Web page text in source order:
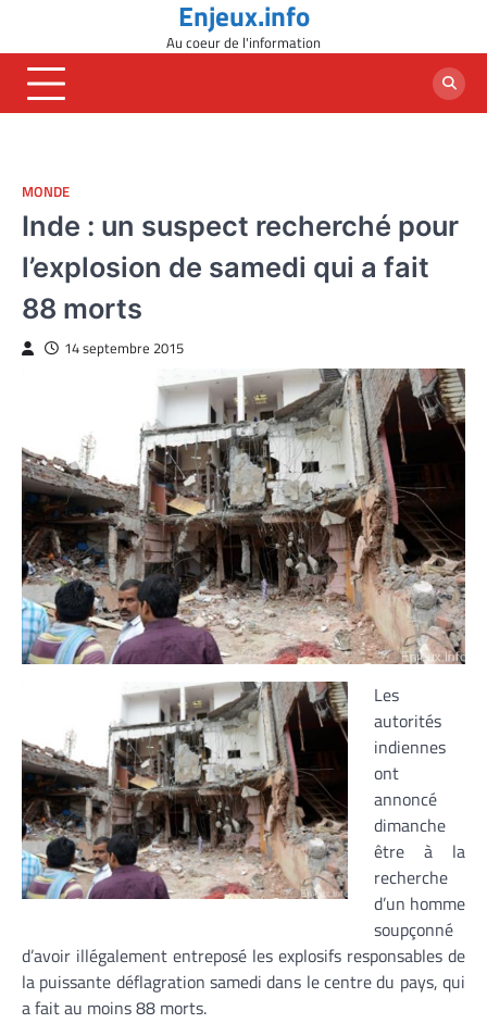
content
Enjeux.info
Au coeur de l'information
MONDE
Inde : un suspect recherché pour
l’explosion de samedi qui a fait
88 morts
14 septembre 2015
Les
autorités
indiennes
ont
annoncé
dimanche
être à la
recherche
d’un homme
soupçonné
d’avoir illégalement entreposé les explosifs responsables de
la puissante déflagration samedi dans le centre du pays, qui
a fait au moins 88 morts.